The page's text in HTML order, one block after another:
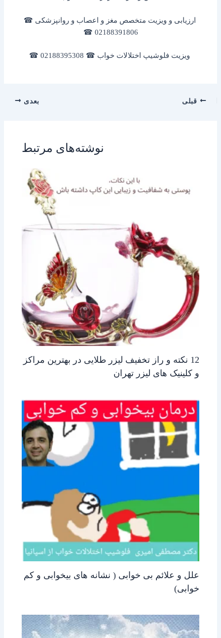
ارزیابی و ویزیت متخصص مغز و اعصاب و روانپزشکی ☎
02188391806 ☎
ویزیت فلوشیپ اختلالات خواب ☎ 02188395308 ☎
قبلی بعدی
نوشته‌های مرتبط
12 نکته و راز تخفیف لیزر طلایی در بهترین مراکز
و کلینیک های لیزر تهران
علل و علائم بی خوابی ( نشانه های بیخوابی و کم
خوابی)